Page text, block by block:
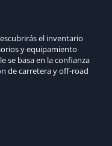
el inventario
y equipamiento
se basa en la confianza
de carretera y off-road